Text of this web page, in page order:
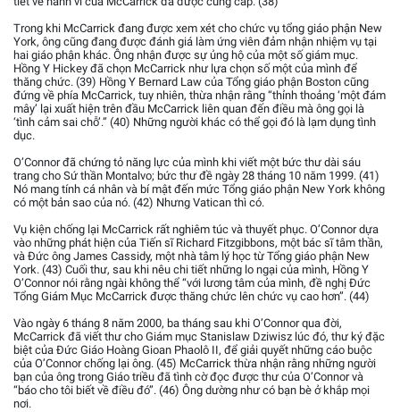
Trong khi McCarrick đang được xem xét cho chức vụ tổng giáo phận New
York, ông cũng đang được đánh giá làm ứng viên đảm nhận nhiệm vụ tại
hai giáo phận khác. Ông nhận được sự ủng hộ của một số giám mục.
Hồng Y Hickey đã chọn McCarrick như lựa chọn số một của mình để
thăng chức. (39) Hồng Y Bernard Law của Tổng giáo phận Boston cũng
đứng về phía McCarrick, tuy nhiên, thừa nhận rằng “thỉnh thoảng ‘một đám
mây’ lại xuất hiện trên đầu McCarrick liên quan đến điều mà ông gọi là
‘tình cảm sai chỗ’.” (40) Những người khác có thể gọi đó là lạm dụng tình
dục.
O’Connor đã chứng tỏ năng lực của mình khi viết một bức thư dài sáu
trang cho Sứ thần Montalvo; bức thư đề ngày 28 tháng 10 năm 1999. (41)
Nó mang tính cá nhân và bí mật đến mức Tổng giáo phận New York không
có một bản sao của nó. (42) Nhưng Vatican thì có.
Vụ kiện chống lại McCarrick rất nghiêm túc và thuyết phục. O’Connor dựa
vào những phát hiện của Tiến sĩ Richard Fitzgibbons, một bác sĩ tâm thần,
và Đức ông James Cassidy, một nhà tâm lý học từ Tổng giáo phận New
York. (43) Cuối thư, sau khi nêu chi tiết những lo ngại của mình, Hồng Y
O’Connor nói rằng ngài không thể “với lương tâm của mình, đề nghị Đức
Tổng Giám Mục McCarrick được thăng chức lên chức vụ cao hơn”. (44)
Vào ngày 6 tháng 8 năm 2000, ba tháng sau khi O’Connor qua đời,
McCarrick đã viết thư cho Giám mục Stanislaw Dziwisz lúc đó, thư ký đặc
biệt của Đức Giáo Hoàng Gioan Phaolô II, để giải quyết những cáo buộc
của O’Connor chống lại ông. (45) McCarrick thừa nhận rằng những người
bạn của ông trong Giáo triều đã tình cờ đọc được thư của O’Connor và
“báo cho tôi biết về điều đó”. (46) Ông dường như có bạn bè ở khắp mọi
nơi.